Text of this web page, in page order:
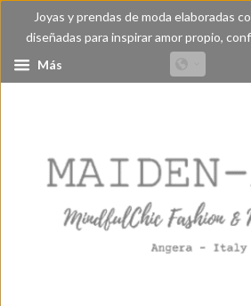
Joyas y prendas de moda elaboradas
diseñadas para inspirar amor propio,
Más